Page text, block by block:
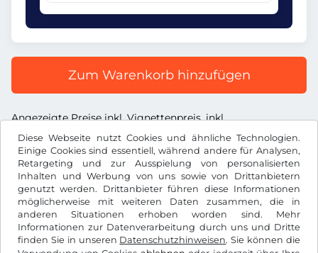
Diese Webseite nutzt Cookies und ähnliche Technologien.
Einige Cookies sind essentiell, während andere für Analysen,
Retargeting und zur Ausspielung von personalisierten
Inhalten und Werbung von uns sowie von Drittanbietern
genutzt werden. Drittanbieter führen diese Informationen
möglicherweise mit weiteren Daten zusammen, die in
anderen Situationen erhoben worden sind. Mehr
Informationen zur Datenverarbeitung durch uns und Dritte
finden Sie in unseren Datenschutzhinweisen. Sie können die
Zum Warenkorb hinzufügen
Angezeigte Preise inkl. Vignettenpreis, inkl.
Dienstleistungsentgelt und inkl. der gesetzl. MwSt.
€EUR
Facebook Instagram